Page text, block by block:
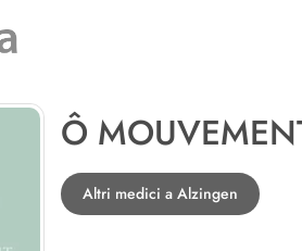
Ô
Altri medici a Alzingen